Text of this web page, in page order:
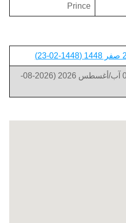
Prince
الجمعة 07 آب/أغسطس 2026 (2026-08-